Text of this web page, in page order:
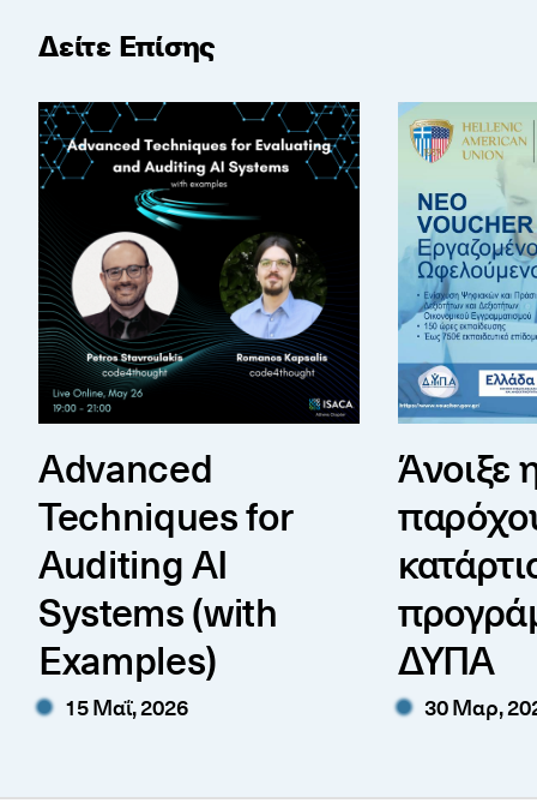
Δείτε Επίσης
Advanced Techniques for Auditing AI Systems
Advanced
Techniques for
Auditing AI
Systems (with
Examples)
15 Μαΐ, 2026
Άνοιξε η
Άνοιξε
ΔΥΠΑ
30 Μαρ,